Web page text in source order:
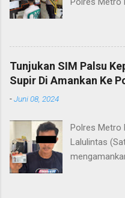
terkait
pelayanan
kepada
mewujudkan
Heri Sulistyo
“SPKT
memberikan
kepolisian,
Tunjukan SIM Palsu
Supir Di Amankan Ke
-Juni 08, 2024
Polres Metro
Lalulintas
Truk